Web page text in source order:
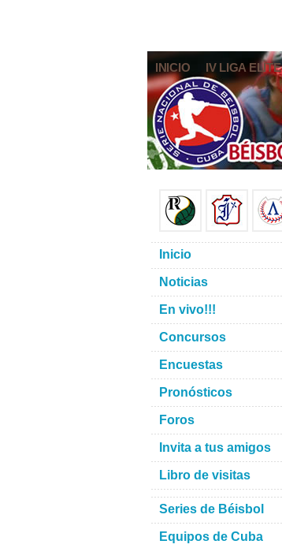
INICIO IV LIGA ELITE
Inicio
Noticias
En vivo!!!
Concursos
Encuestas
Pronósticos
Foros
Invita a tus amigos
Libro de visitas
Series de Béisbol
Equipos de Cuba